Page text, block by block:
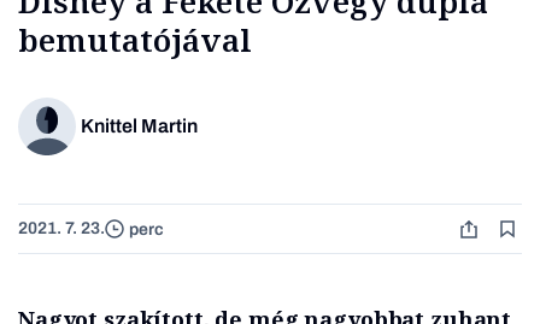
bemutatójával
Knittel Martin
2021. 7. 23. perc